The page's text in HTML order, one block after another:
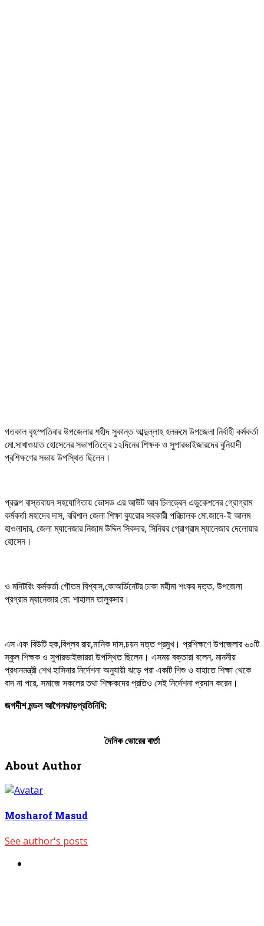
গতকাল বৃহস্পতিবার উপজেলার শহীদ সুকান্ত আব্দুল্লাহ হলরুমে উপজেলা নির্বাহী কর্মকর্তা
মো.সাখাওয়াত হোসেনের সভাপতিত্বে ১২দিনের শিক্ষক ও সুপারভাইজারদের বুনিয়াদী
প্রশিক্ষণের সভায় উপস্থিত ছিলেন।
প্রকল্প বাস্তবায়ন সহযোগিতায় ভোসড এর আউট আব চিলড্রেন এডুকেশনের গ্রোগ্রাম
কর্মকর্তা মহাদেব দাস, বরিশাল জেলা শিক্ষা ব্যুরোর সহকারী পরিচালক মো.জানে-ই আলম
হাওলাদার, জেলা ম্যানেজার নিজাম উদ্দিন সিকদার, সিনিয়র গ্রোগ্রাম ম্যানেজার দেলোয়ার
হোসেন।
ও মনিটরিং কর্মকর্তা গৌতম বিশ্বাস,কোঅর্ডিনেটর ঢাকা মহীমা শংকর দত্ত, উপজেলা
প্রগ্রাম ম্যানেজার মো: শাহালম তালুকদার।
এস এফ বিউটি হক,বিপ্লব রায়,মানিক দাস,চয়ন দত্ত প্রমুখ। প্রশিক্ষণে উপজেলার ৬০টি
স্কুল শিক্ষক ও সুপারভাইজাররা উপস্থিত ছিলেন। এসময় বক্তারা বলেন, মাননীয়
প্রধানমন্ত্রী শেখ হাসিনার নির্দেশনা অনুযায়ী ঝড়ে পরা একটি শিশু ও যাহাতে শিক্ষা থেকে
বাদ না পরে, সমাজে সকলের তথা শিক্ষকদের প্রতিও সেই নির্দেশনা প্রদান করেন।
জগদীশমন্ডলআগৈলঝাড়প্রতিনিধি:
দৈনিক ভোরের বার্তা
About Author
Mosharof Masud
See author's posts